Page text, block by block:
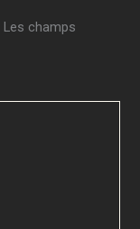
Les champs